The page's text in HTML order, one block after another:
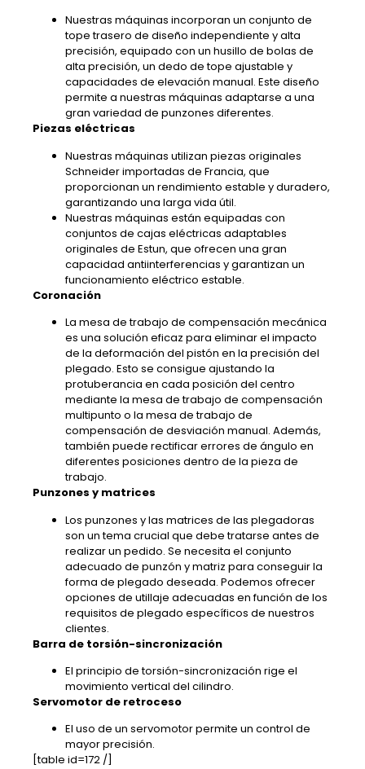
Nuestras máquinas incorporan un conjunto de
tope trasero de diseño independiente y alta
precisión, equipado con un husillo de bolas de
alta precisión, un dedo de tope ajustable y
capacidades de elevación manual. Este diseño
permite a nuestras máquinas adaptarse a una
gran variedad de punzones diferentes.
Piezas eléctricas
Nuestras máquinas utilizan piezas originales
Schneider importadas de Francia, que
proporcionan un rendimiento estable y duradero,
garantizando una larga vida útil.
Nuestras máquinas están equipadas con
conjuntos de cajas eléctricas adaptables
originales de Estun, que ofrecen una gran
capacidad antiinterferencias y garantizan un
funcionamiento eléctrico estable.
Coronación
La mesa de trabajo de compensación mecánica
es una solución eficaz para eliminar el impacto
de la deformación del pistón en la precisión del
plegado. Esto se consigue ajustando la
protuberancia en cada posición del centro
mediante la mesa de trabajo de compensación
multipunto o la mesa de trabajo de
compensación de desviación manual. Además,
también puede rectificar errores de ángulo en
diferentes posiciones dentro de la pieza de
trabajo.
Punzones y matrices
Los punzones y las matrices de las plegadoras
son un tema crucial que debe tratarse antes de
realizar un pedido. Se necesita el conjunto
adecuado de punzón y matriz para conseguir la
forma de plegado deseada. Podemos ofrecer
opciones de utillaje adecuadas en función de los
requisitos de plegado específicos de nuestros
clientes.
Barra de torsión-sincronización
El principio de torsión-sincronización rige el
movimiento vertical del cilindro.
Servomotor de retroceso
El uso de un servomotor permite un control de
mayor precisión.
[table id=172 /]